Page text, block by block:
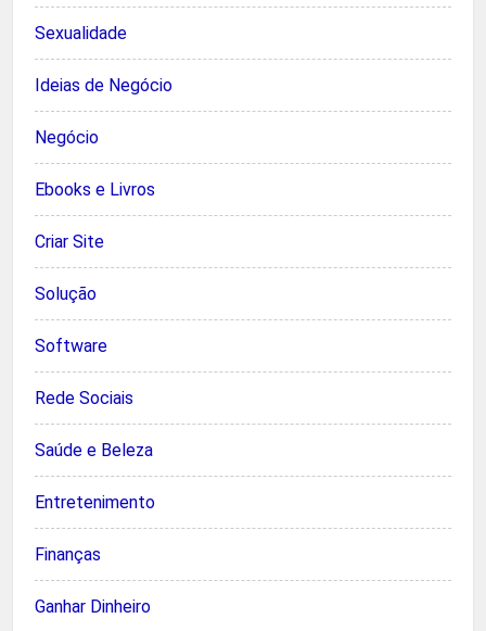
Sexualidade
Ideias de Negócio
Negócio
Ebooks e Livros
Criar Site
Solução
Software
Rede Sociais
Saúde e Beleza
Entretenimento
Finanças
Ganhar Dinheiro